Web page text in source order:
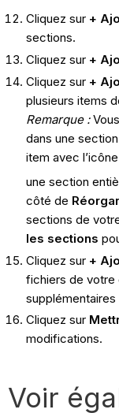
Cliquez sur +
sections.
Cliquez sur+
Cliquez sur+
plusieurs items
Remarque :
dans une
item avec
une section
côté de
sections de
les sections
Cliquez sur+
fichiers de votre
Cliquez sur
modifications.
Voir